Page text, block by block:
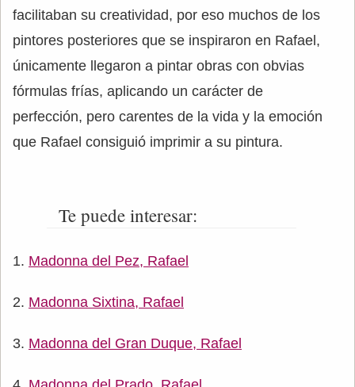
facilitaban su creatividad, por eso muchos de los
pintores posteriores que se inspiraron en Rafael,
únicamente llegaron a pintar obras con obvias
fórmulas frías, aplicando un carácter de
perfección, pero carentes de la vida y la emoción
que Rafael consiguió imprimir a su pintura.
Te puede interesar:
Madonna del Pez, Rafael
Madonna Sixtina, Rafael
Madonna del Gran Duque, Rafael